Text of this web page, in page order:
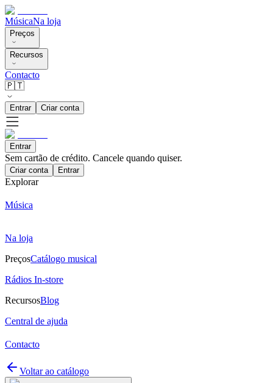
MúsicaNa loja
Preços
Recursos
Contacto
🇵🇹
Entrar Criar conta
Entrar
Sem cartão de crédito. Cancele quando quiser.
Criar conta Entrar
Explorar
Música
Na loja
PreçosCatálogo musical
Rádios In-store
RecursosBlog
Central de ajuda
Contacto
Voltar ao catálogo